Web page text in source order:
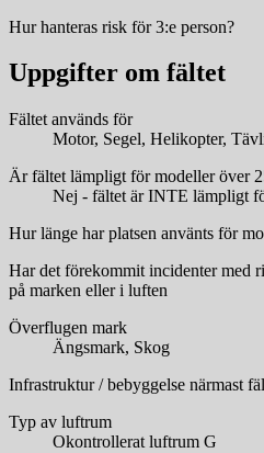
Hur hanteras risk för 3:e person?
Uppgifter om fältet
Fältet används för
Motor, Segel, Helikopter,
Är fältet lämpligt för modeller över
Nej - fältet är INTE lämpligt
Hur länge har platsen använts för
Har det förekommit incidenter med
på marken eller i luften
Överflugen mark
Ängsmark, Skog
Infrastruktur / bebyggelse närmast
Typ av luftrum
Okontrollerat luftrum G